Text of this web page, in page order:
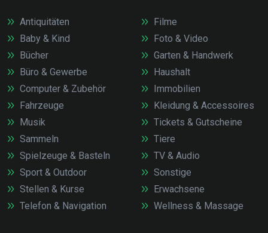
Antiquitäten
Baby & Kind
Bücher
Büro & Gewerbe
Computer & Zubehör
Fahrzeuge
Filme
Foto & Video
Garten & Handwerk
Haushalt
Immobilien
Kleidung & Accessoires
Musik
Sammeln
Spielzeuge & Basteln
Sport & Outdoor
Stellen & Kurse
Telefon & Navigation
Tickets & Gutscheine
Tiere
TV & Audio
Sonstige
Erwachsene
Wellness & Massage